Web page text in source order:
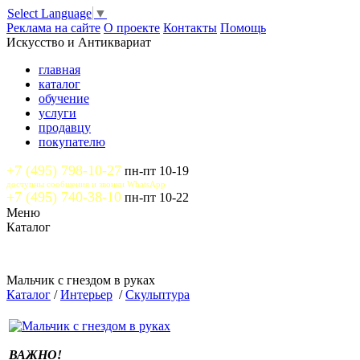
Select Language ▼
Реклама на сайте О проекте Контакты Помощь
Искусство и Антиквариат
главная
каталог
обучение
услуги
продавцу
покупателю
+7 (495) 798-10-27 пн-пт 10-19
доступны сообщения и звонки WhatsApp
+7 (495) 740-38-10 пн-пт 10-22
Меню
Каталог
Мальчик с гнездом в руках
Каталог /Интерьер /Скульптура
ВАЖНО!